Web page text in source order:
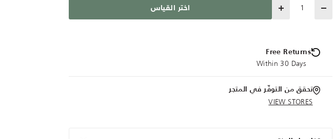
اختر القياس
Free Returns
Within 30 Days
تحقق من التوفّر في المتجر
VIEW STORES